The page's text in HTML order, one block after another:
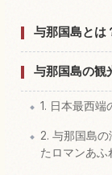
与那国島とは
与那国島の観
1. 日本最西端
2. 与那国島
たロマンあふ